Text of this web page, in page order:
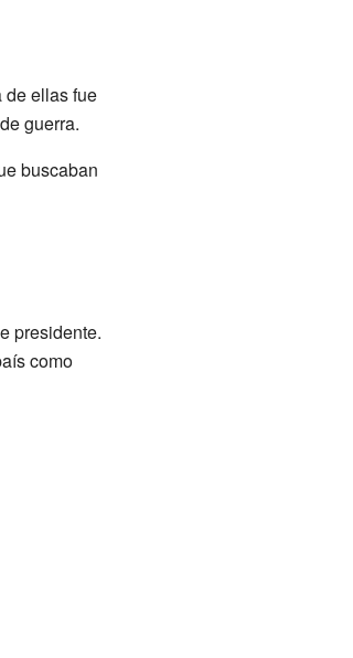
de ellas fue
guerra.
buscaban
presidente.
como